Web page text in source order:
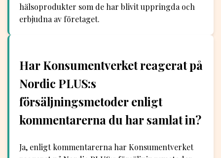
hälsoprodukter som de har blivit uppringda och
erbjudna av företaget.
Har Konsumentverket reagerat på
Nordic PLUS:s
försäljningsmetoder enligt
kommentarerna du har samlat in?
Ja, enligt kommentarerna har Konsumentverket